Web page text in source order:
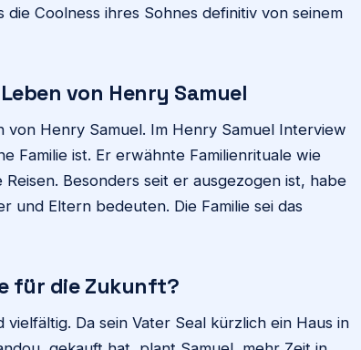
Coolness ihres Sohnes definitiv von seinem
von Henry Samuel
von Henry Samuel. Im Henry Samuel Interview
Familie ist. Er erwähnte Familienrituale wie
Besonders seit er ausgezogen ist, habe
und Eltern bedeuten. Die Familie sei das
für die Zukunft?
Da sein Vater Seal kürzlich ein Haus in